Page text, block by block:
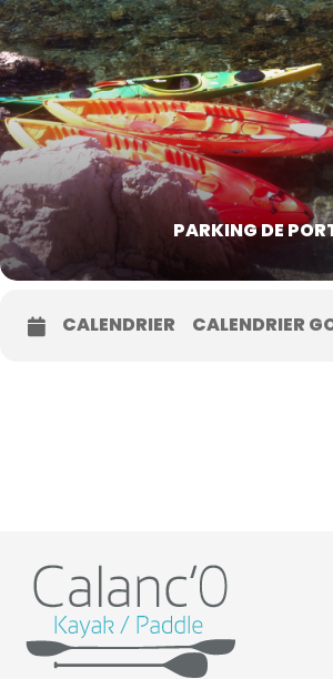
PARKING DE
CALENDRIER CALENDRIER